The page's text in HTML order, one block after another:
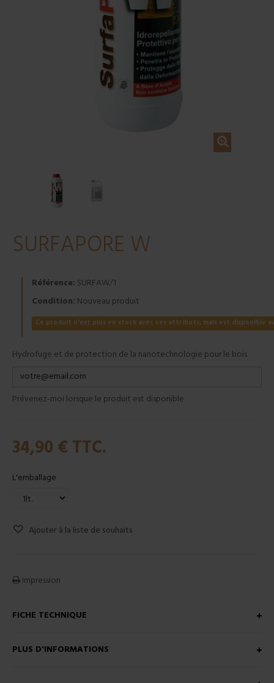
SURFAPORE W
Référence: SURFAW/1
Condition: Nouveau produit
Ce produit n'est plus en stock avec ces attributs, mais est disponible
Hydrofuge et de protection de la nanotechnologie pour le bois
Prévenez-moi lorsque le produit est disponible
34,90 € TTC.
L'emballage
Ajouter à la liste de souhaits
Impression
FICHE TECHNIQUE
PLUS D'INFORMATIONS